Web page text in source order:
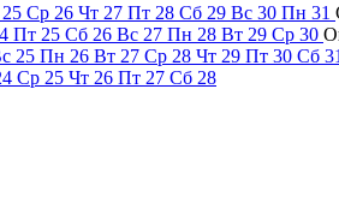
25 Ср 26 Чт 27 Пт 28 Сб 29 Вс 30 Пн 31
Пт 25 Сб 26 Вс 27 Пн 28 Вт 29 Ср 30
25 Пн 26 Вт 27 Ср 28 Чт 29 Пт 30 Сб 31
Ср 25 Чт 26 Пт 27 Сб 28